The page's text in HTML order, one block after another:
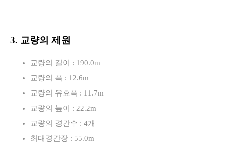
3. 교량의 제원
교량의 길이 : 190.0m
교량의 폭 : 12.6m
교량의 유효폭 : 11.7m
교량의 높이 : 22.2m
교량의 경간수 : 4개
최대경간장 : 55.0m